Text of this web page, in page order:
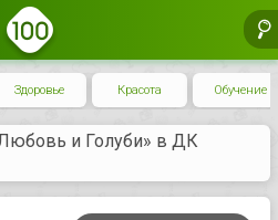
Здоровье Красота Обучение
и Голуби» в ДК